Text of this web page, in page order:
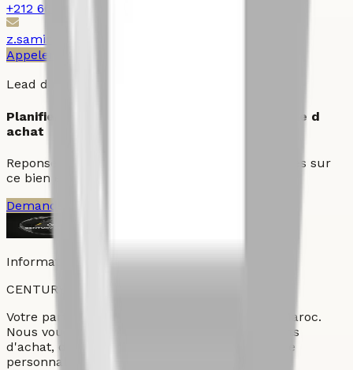
+212 667101016
z.samira@century21ollier.com
Appeler
Lead direct
Planifier une visite ou demander une strategie d
achat
Reponse prioritaire pour les demandes qualifiees sur
ce bien et les actifs comparables du quartier.
Demander une visite
Informations fournies par Century 21 Ollier
CENTURY
Votre partenaire immobilier de confiance au Maroc.
Nous vous accompagnons dans tous vos projets
d'achat, de vente et de location avec un service
personnalisé et professionnel.